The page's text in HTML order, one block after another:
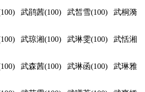
武鹃茜(100) 武皙雪(100) 武桐漪
武琼湘(100) 武琳雯(100) 武恬湘
武森茜(100) 武琳函(100) 武琳雅